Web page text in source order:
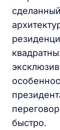
быстро.